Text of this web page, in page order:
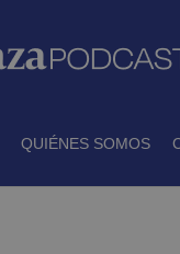
QUIÉNES SOMOS